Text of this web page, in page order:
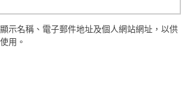
示名稱、電子郵件地址及個人網站網址，以供
用。